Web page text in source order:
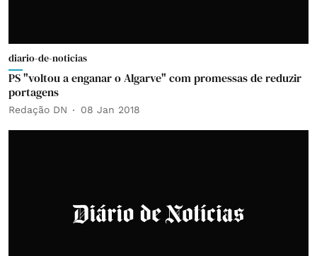
diario-de-noticias
PS "voltou a enganar o Algarve" com promessas de reduzir
portagens
Redação DN 08 Jan 2018